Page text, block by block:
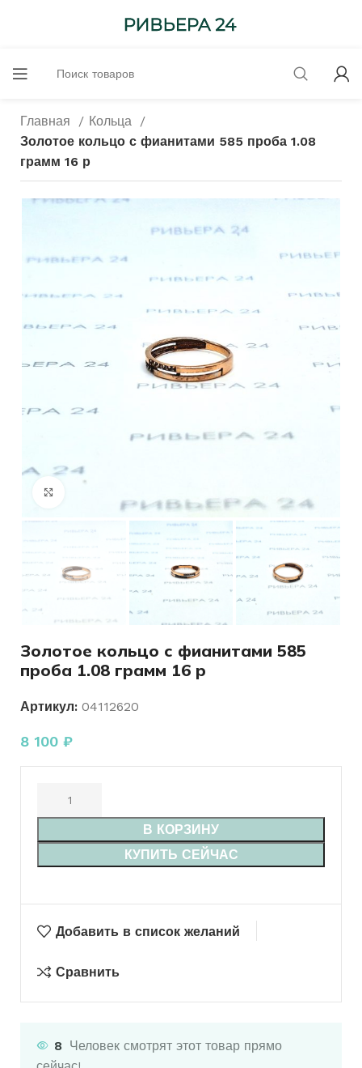
Главная
Кольца
Золотое кольцо с фианитами 585 проба 1.08
грамм 16 р
Золотое кольцо с фианитами 585
проба 1.08 грамм 16 р
Артикул: 04112620
8 100 ₽
В КОРЗИНУ
КУПИТЬ СЕЙЧАС
Добавить в список желаний
Сравнить
8 Человек смотрят этот товар прямо